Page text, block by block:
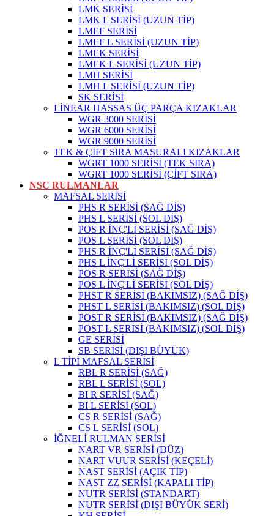
LMK SERİSİ
LMK L SERİSİ (UZUN TİP)
LMEF SERİSİ
LMEF L SERİSİ (UZUN TİP)
LMEK SERİSİ
LMEK L SERİSİ (UZUN TİP)
LMH SERİSİ
LMH L SERİSİ (UZUN TİP)
SK SERİSİ
LİNEAR HASSAS ÜÇ PARÇA KIZAKLAR
WGR 3000 SERİSİ
WGR 6000 SERİSİ
WGR 9000 SERİSİ
TEK & ÇİFT SIRA MASURALI KIZAKLAR
WGRT 1000 SERİSİ (TEK SIRA)
WGRT 1000 SERİSİ (ÇİFT SIRA)
NSC RULMANLAR
MAFSAL SERİSİ
PHS R SERİSİ (SAĞ DİŞ)
PHS L SERİSİ (SOL DİŞ)
POS R İNÇ'Lİ SERİSİ (SAĞ DİŞ)
POS L SERİSİ (SOL DİŞ)
PHS R İNÇ'Lİ SERİSİ (SAĞ DİŞ)
PHS L İNÇ'Lİ SERİSİ (SOL DİŞ)
POS R SERİSİ (SAĞ DİŞ)
POS L İNÇ'Lİ SERİSİ (SOL DİŞ)
PHST R SERİSİ (BAKIMSIZ) (SAĞ DİŞ)
PHST L SERİSİ (BAKIMSIZ) (SOL DİŞ)
POST R SERİSİ (BAKIMSIZ) (SAĞ DİŞ)
POST L SERİSİ (BAKIMSIZ) (SOL DİŞ)
GE SERİSİ
SB SERİSİ (DIŞI BÜYÜK)
L TİPİ MAFSAL SERİSİ
RBL R SERİSİ (SAĞ)
RBL L SERİSİ (SOL)
BI R SERİSİ (SAĞ)
BI L SERİSİ (SOL)
CS R SERİSİ (SAĞ)
CS L SERİSİ (SOL)
İĞNELİ RULMAN SERİSİ
NART VR SERİSİ (DÜZ)
NART VUUR SERİSİ (KEÇELİ)
NAST SERİSİ (AÇIK TİP)
NAST ZZ SERİSİ (KAPALI TİP)
NUTR SERİSİ (STANDART)
NUTR SERİSİ (DIŞI BÜYÜK SERİ)